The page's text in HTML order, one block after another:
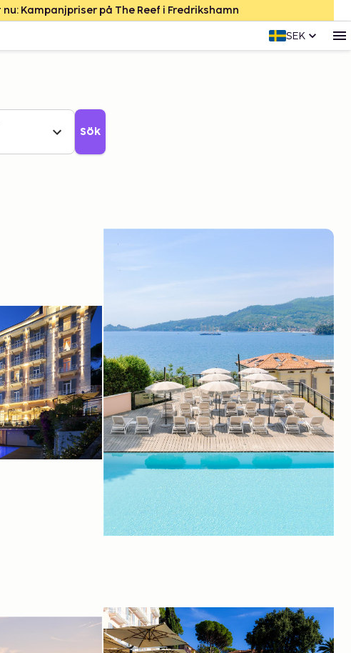
nu: Kampanjpriser på The Reef i Fredrikshamn
SEK
Sök